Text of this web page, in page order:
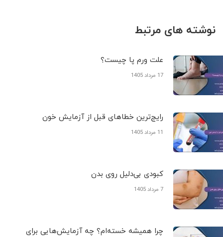
نوشته های مرتبط
علت ورم پا چیست؟
17 مرداد 1405
رایج‌ترین خطاهای قبل از آزمایش خون
11 مرداد 1405
کبودی‌ بی‌دلیل روی بدن
7 مرداد 1405
چرا همیشه خسته‌ام؟ چه آزمایش‌هایی برای